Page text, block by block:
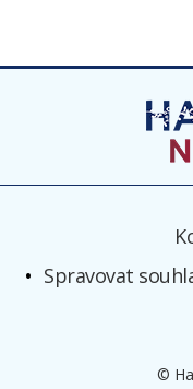
Spravovat
©